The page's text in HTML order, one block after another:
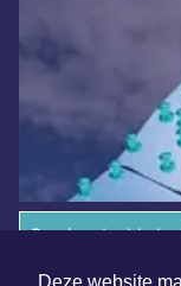
Overige